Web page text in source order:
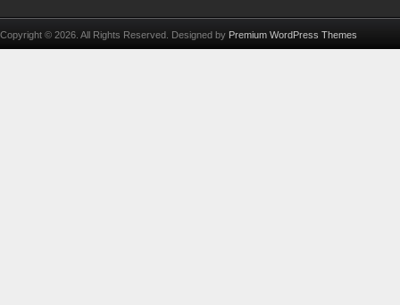
Copyright © 2026. All Rights Reserved. Designed by Premium WordPress Themes